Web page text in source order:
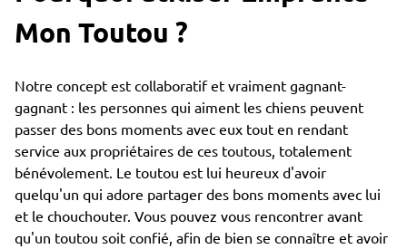
Mon Toutou ?
Notre concept est collaboratif et vraiment gagnant-
gagnant : les personnes qui aiment les chiens peuvent
passer des bons moments avec eux tout en rendant
service aux propriétaires de ces toutous, totalement
bénévolement. Le toutou est lui heureux d'avoir
quelqu'un qui adore partager des bons moments avec lui
et le chouchouter. Vous pouvez vous rencontrer avant
qu'un toutou soit confié, afin de bien se connaître et avoir